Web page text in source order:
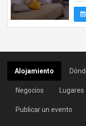
Alojamiento
Negocios Lugares
Publicar un evento